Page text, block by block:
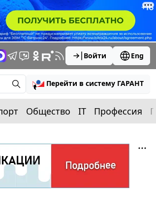
Войти Eng
Перейти в систему ГАРАНТ
Общество IT Профессия